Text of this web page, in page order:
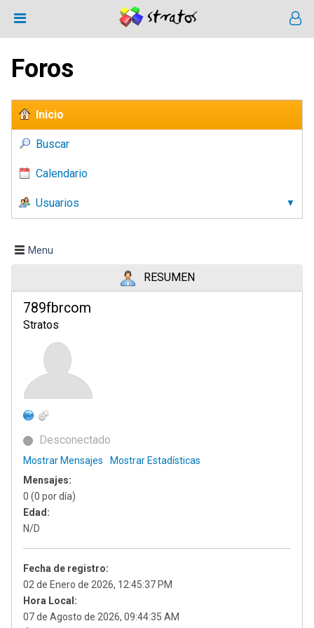
Foros
Inicio
Buscar
Calendario
Usuarios
Menu
RESUMEN
789fbrcom
Stratos
Desconectado
Mostrar Mensajes
Mostrar Estadísticas
Mensajes:
0 (0 por día)
Edad:
N/D
Fecha de registro:
02 de Enero de 2026, 12:45:37 PM
Hora Local:
07 de Agosto de 2026, 09:44:35 AM